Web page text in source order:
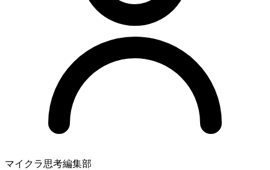
マイクラ思考編集部